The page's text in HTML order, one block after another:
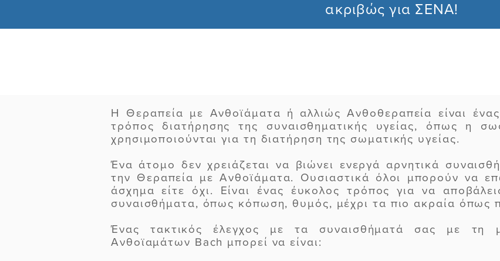
ακριβώς για ΣΕΝΑ!
Η Θεραπεία με Ανθοϊάματα ή αλλιώς Ανθοθεραπεία είναι ένας
τρόπος διατήρησης της συναισθηματικής υγείας, όπως η
χρησιμοποιούνται για τη διατήρηση της σωματικής υγείας.
Ένα άτομο δεν χρειάζεται να βιώνει ενεργά αρνητικά
την Θεραπεία με Ανθοϊάματα. Ουσιαστικά όλοι μπορούν να
άσχημα είτε όχι. Είναι ένας έυκολος τρόπος για να
συναισθήματα, όπως κόπωση, θυμός, μέχρι τα πιο ακραία όπως
Ένας τακτικός έλεγχος με τα συναισθήματά σας με τη
Ανθοϊαμάτων Bach μπορεί να είναι: